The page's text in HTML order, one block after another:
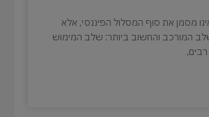
מסמן את סוף המסלול הפיננסי, אלא
המורכב והחשוב ביותר: שלב המימוש